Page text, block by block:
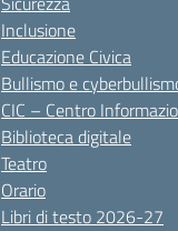
Inclusione
Educazione Civica
Bullismo e
CIC – Centro
Biblioteca digitale
Teatro
Orario
Libri di testo 2026-27